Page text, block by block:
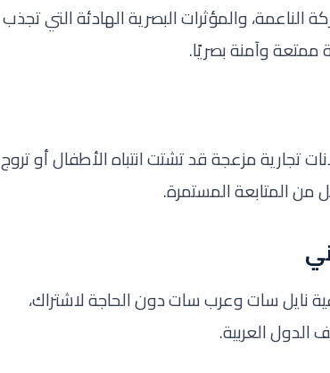
الناعمة، والمؤثرات البصرية الهادئة التي تجذب
ممتعة وآمنة بصريًا.
تجارية مزعجة قد تشتت انتباه الأطفال أو تروج
المتابعة المستمرة.
نايل سات وعرب سات دون الحاجة لاشتراك،
الدول العربية.